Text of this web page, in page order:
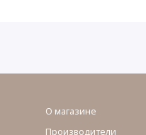
О магазине
Производители